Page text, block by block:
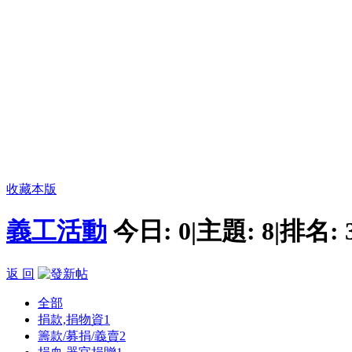
收藏本版
義工活動 今日: 0|主題: 8|排名:
返 回
全部
捐款,捐物資1
籌款/募捐/義賣2